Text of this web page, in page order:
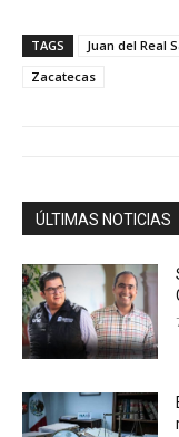
TAGS Juan del Real
Zacatecas
ÚLTIMAS NOTICIAS